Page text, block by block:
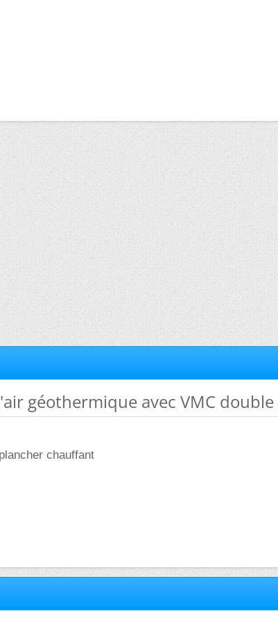
géothermique avec VMC
chauffant